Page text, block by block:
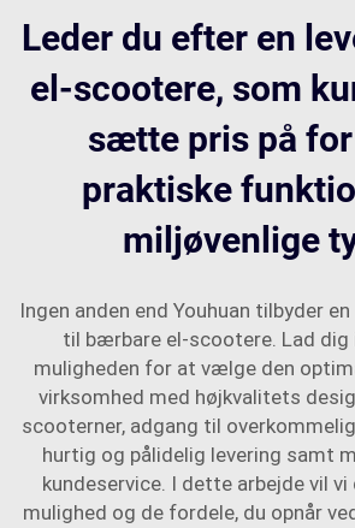
Leder du efter en
el-scootere, som
sætte pris på
praktiske
miljøvenlige
Ingen anden end Youhuan tilbyder
til bærbare el-scootere. Lad dig
muligheden for at vælge den
virksomhed med højkvalitets
scooterner, adgang til
hurtig og pålidelig levering samt
kundeservice. I dette arbejde vil
mulighed og de fordele, du opnår